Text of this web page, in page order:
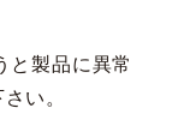
と製品に異常
い。